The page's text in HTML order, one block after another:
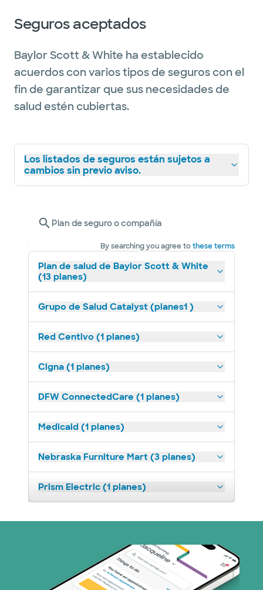
Seguros aceptados
Baylor Scott & White ha establecido
acuerdos con varios tipos de seguros con el
fin de garantizar que sus necesidades de
salud estén cubiertas.
Los listados de seguros están sujetos a
cambios sin previo aviso.
Plan de seguro o compañía
By searching you agree tothese terms
Plan de salud de Baylor Scott & White
(13 planes)
Grupo de Salud Catalyst (planes1 )
Red Centivo (1 planes)
Cigna (1 planes)
DFW ConnectedCare (1 planes)
Medicaid (1 planes)
Nebraska Furniture Mart (3 planes)
Prism Electric (1 planes)